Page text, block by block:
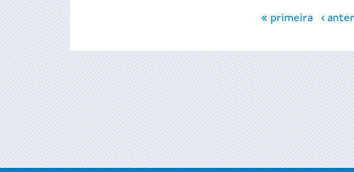
« primeira ‹